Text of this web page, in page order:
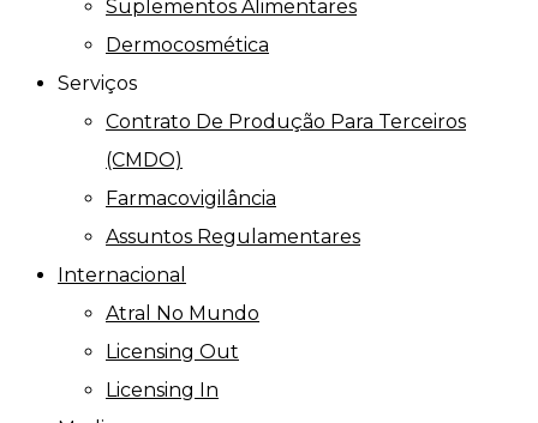
Suplementos Alimentares
Dermocosmética
Serviços
Contrato De Produção Para Terceiros
(CMDO)
Farmacovigilância
Assuntos Regulamentares
Internacional
Atral No Mundo
Licensing Out
Licensing In